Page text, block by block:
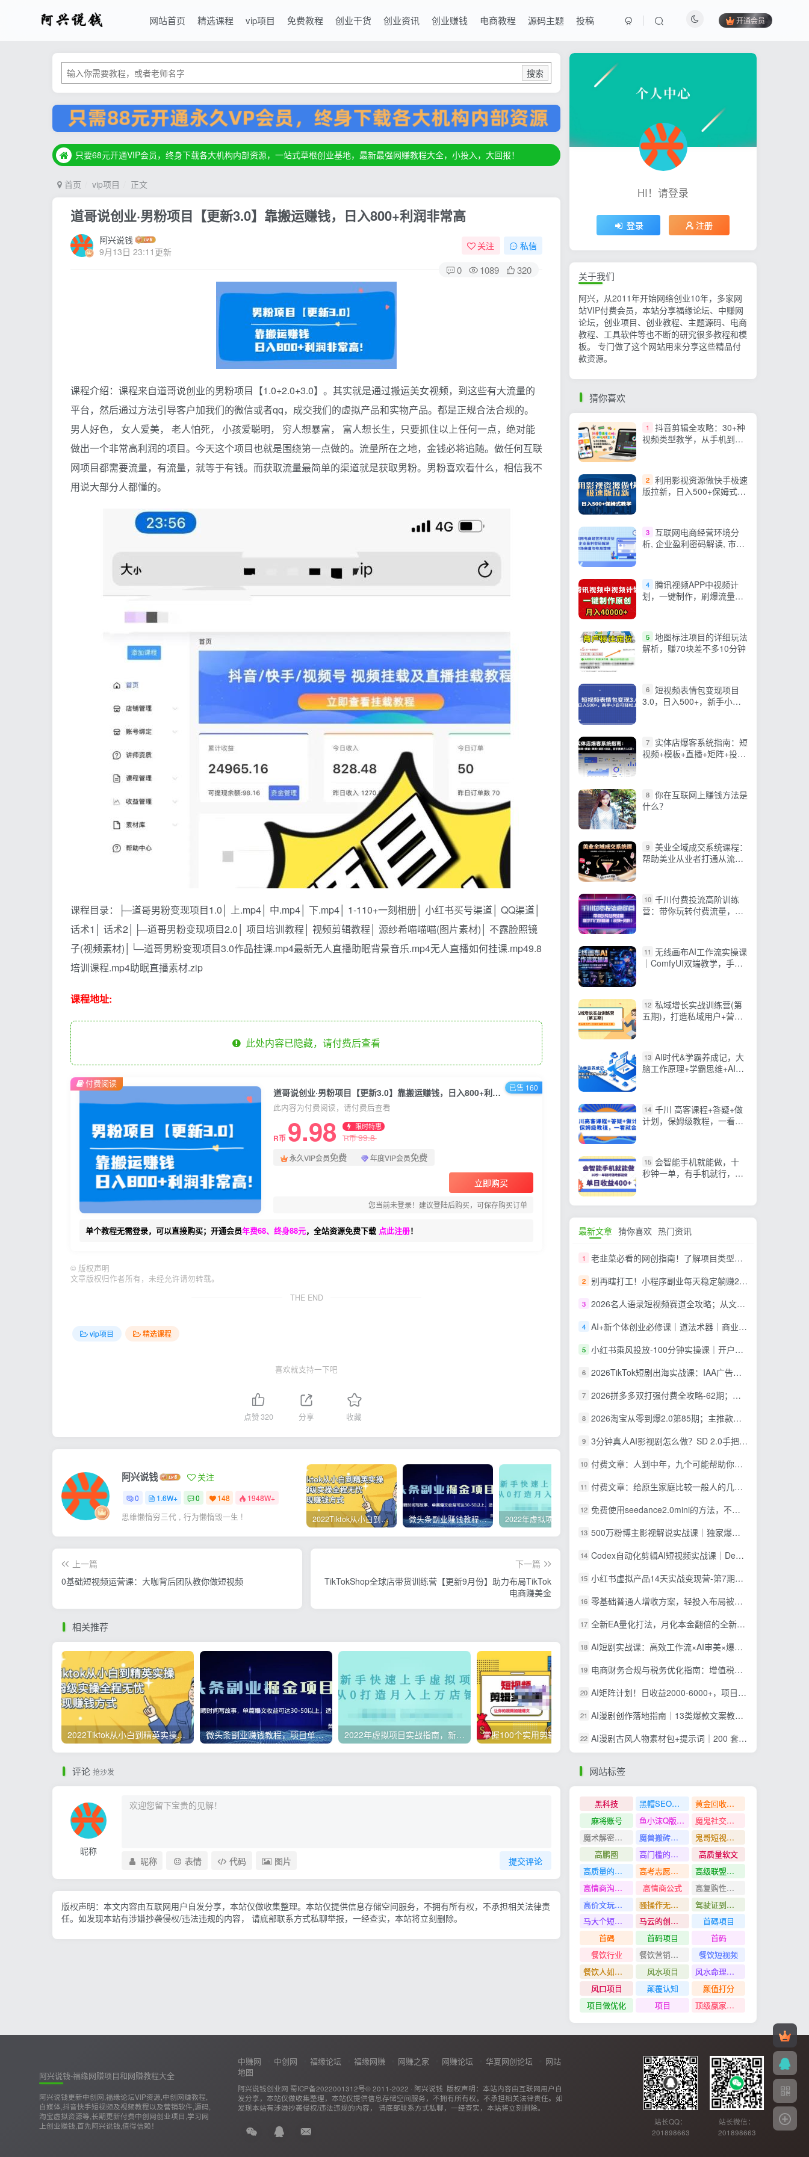
网站首页 精选课程 vip项目 免费教程 创业干货 创业资讯 创业赚钱 电商教程 源码主题 投稿 开通会员
搜索
只要68元开通VIP会员，终身下载各大机构内部资源，一站式草根创业基地，最新最强网赚教程大全，小投入，大回报！
只要68元开通VIP会员，终身下载各大机构内部资源，一站式草根创业基地，最新最强网赚教程大全，小投入，大回报！
只要68元开通VIP会员，终身下载各大机构内部资源，一站式草根创业基地，最新最强网赚教程大全，小投入，大回报！
首页 vip项目 正文
道哥说创业·男粉项目【更新3.0】靠搬运赚钱，日入800+利润非常高
阿兴说钱
9月13日 23:11更新
关注 私信
0 1089 320
课程介绍：课程来自道哥说创业的男粉项目【1.0+2.0+3.0】。其实就是通过搬运美女视频，到这些有大流量的
平台，然后通过方法引导客户加我们的微信或者qq，成交我们的虚拟产品和实物产品。都是正规合法合规的。
男人好色， 女人爱美， 老人怕死， 小孩爱聪明， 穷人想暴富， 富人想长生，只要抓住以上任何一点，绝对能
做出一个非常高利润的项目。今天这个项目也就是围绕第一点做的。流量所在之地，金钱必将追随。做任何互联
网项目都需要流量，有流量，就等于有钱。而获取流量最简单的渠道就是获取男粉。男粉喜欢看什么，相信我不
用说大部分人都懂的。
课程目录：├─道哥男粉变现项目1.0│ 上.mp4│ 中.mp4│ 下.mp4│ 1-110+一刻相册│ 小红书买号渠道│ QQ渠道│
话术1│ 话术2│├─道哥男粉变现项目2.0│ 项目培训教程│ 视频剪辑教程│ 源纱希喵喵喵(图片素材)│ 不露脸照镜
子(视频素材)│└─道哥男粉变现项目3.0作品挂课.mp4最新无人直播助眠背景音乐.mp4无人直播如何挂课.mp49.8
培训课程.mp4助眠直播素材.zip
课程地址:
此处内容已隐藏，请付费后查看
道哥说创业·男粉项目【更新3.0】靠搬运赚钱，日入800+利润非常高
此内容为付费阅读，请付费后查看
R币 9.98 限时特惠
R币99.8
永久VIP会员免费 年度VIP会员免费
立即购买
您当前未登录！建议登陆后购买，可保存购买订单
单个教程无需登录，可以直接购买；开通会员年费68、终身88元，全站资源免费下载 点此注册！
付费阅读 已售 160
© 版权声明
文章版权归作者所有，未经允许请勿转载。
THE END
vip项目 精选课程
喜欢就支持一下吧
点赞320 分享 收藏
阿兴说钱 关注
0 1.6W+ 0 148 1948W+
思维懒惰穷三代 , 行为懒惰毁一生 ! 2022Tiktok从小白到精英实操，0-1保姆级实操全程无忧，多种变现赚钱方式 微头条副业赚钱教程，项目单号单天做到50-100+收益
上一篇
0基础短视频运营课：大咖背后团队教你做短视频
下一篇
TikTokShop全球店带货训练营【更新9月份】助力布局TikTok
电商赚美金
相关推荐
2022Tiktok从小白到精英实操，0-1保姆级实操全程无忧，多种变现赚钱方式 微头条副业赚钱教程，项目单号单天做到50-100+收益 2022年虚拟项目实战指南，新手从0打造月入上万店铺【视频课程】 掌握100个实用剪辑方法，让你的视频加速上热门 忠余网创《百战奇略》第二法：零基础带你识破赚钱项目共生
评论 抢沙发
昵称
提交评论
昵称 表情 代码 图片
版权声明：本文内容由互联网用户自发分享，本站仅做收集整理。本站仅提供信息存储空间服务，不拥有所有权，不承担相关法律责
任。如发现本站有涉嫌抄袭侵权/违法违规的内容， 请底部联系方式私聊举报，一经查实，本站将立刻删除。
HI！请登录
登录 注册
关于我们
阿兴，从2011年开始网络创业10年，多家网
站VIP付费会员，本站分享福缘论坛、中赚网
论坛，创业项目、创业教程、主题源码、电商
教程、工具软件等也不断的研究很多教程和模
板。 专门做了这个网站用来分享这些精品付
款资源。
猜你喜欢
1
抖音剪辑全攻略：30+种
视频类型教学，从手机到电
2 利用影视资源做快手极速
版拉新，日入500+保姆式教
3
互联网电商经营环境分
析, 企业盈利密码解读, 市场
4 腾讯视频APP中视频计
划，一键制作，刷爆流量分
5 地图标注项目的详细玩法
解析，赚70块差不多10分钟
6 短视频表情包变现项目
3.0，日入500+，新手小白
7
实体店爆客系统指南：短
视频+模板+直播+矩阵+投
8 你在互联网上赚钱方法是
什么？
9 美业全域成交系统课程：
帮助美业从业者打通从流量
10 千川付费投流高阶训练
营：带你玩转付费流量，新
11 无线画布AI工作流实操课
｜ComfyUI双端教学，手把
12 私域增长实战训练营(第
五期)，打造私域用户+营收
13 AI时代&学霸养成记，大
脑工作原理+学霸思维+AI应
14 千川 高客课程+答疑+做
计划，保姆级教程，一看就
15 会智能手机就能做，十
秒钟一单，有手机就行，随
最新文章 猜你喜欢 热门资讯
1 老韭菜必看的网创指南！了解项目类型，才能找到好的项目，才能拿到想要的结果
2 别再瞎打工！小程序副业每天稳定躺赚200+
3 2026名人语录短视频赛道全攻略；从文案撰写到声音克隆部署，系统掌握涨粉变现双赢制作技术
4 AI+新个体创业必修课｜道法术器｜商业逻辑·小红书流量·AI智能体｜低成本打造个人变现小生意全套教学
5 小红书乘风投放-100分钟实操课｜开户返点·标准投搭建·莱卡定向，新店建模撬动笔记自然流量全套教学
6 2026TikTok短剧出海实战课：IAA广告分账×IAP付费变现×账号搭建×平台规则×双轨爆发×回款全流程
7 2026拼多多双打强付费全攻略-62期；成本推广加托管双剑合璧，系统讲解7种付费玩法优劣势与选择策略
8 2026淘宝从零到爆2.0第85期；主推款五项高权重初始设置，改销量评晒秒单快速破零积累基础权重
9 3分钟真人AI影视剧怎么做？SD 2.0手把手完整制作流程｜Higgsfield 14天SD 2.0/2.5无限生成
10 付费文章：人到中年，九个可能帮助你延长寿命的习惯
11 付费文章：给原生家庭比较一般人的几点建议，打破阶层局限，实现个人与家族代际向上跃升
12 免费使用seedance2.0mini的方法，不能真人，可以无限10秒视频，9图+3音频参考
13 500万粉博主影视解说实战课｜独家爆款私藏思路，AI文案剪映PR剪辑发布全流程教学
14 Codex自动化剪辑AI短视频实战课｜DeepSeek V4 Pro多API联动，图文成片封装Skill全流程
15 小红书虚拟产品14天实战变现营-第7期：需求挖掘×AI+Skill原创×产品矩阵×内容笔记×一人公司进阶×全链路
16 零基础普通人增收方案，轻投入布局被动收入，多多虚拟月收益 1-3 万
17 全新EA量化打法，月化本金翻倍的全新策略，安全稳定持续输出
18 AI短剧实战课：高效工作流×AI审美×爆款拆解×文案角色场景分镜×LibTV进阶×站位控制×从脚本到成片交付全流程
19 电商财务合规与税务优化指南：增值税+企税+个税全覆盖，财务制度搭建落地纳税筹划方案
20 AI矩阵计划！日收益2000-6000+，项目绿色长久，安全稳健，合规靠谱，可批量放大。
21 AI漫剧创作落地指南｜13类爆款文案教学，Sora、即梦、GPT-Image全套出片工具实操教学
22 AI漫剧古风人物素材包+提示词｜200 套古代言情三视图，配套专属提示词短剧主角配角直接套用
网站标签
黑科技 黑帽SEO案例分析
黄金回收奢侈品
麻将账号
鱼小沫Q版人物团练课
魔鬼社交实战课全套课程
魔术解密教程
魔兽搬砖搞钱
鬼哥短视频底层逻辑
高鹏圈
高门槛的生意
高质量软文
高质量的问答和知识分享
高考志愿填报
高级联盟营销教程
高情商沟通管理课
高情商公式
高复购性行业
高价文玩众筹分红项目
骚操作无脑裂变
驾驶证到期换证
马大个短视频投放课
马云的创业故事
首碼項目
首碼
首码项目
首码
餐饮行业
餐饮营销管理特训班
餐饮短视频
餐饮人如何用团购给门店拓客
风水项目
风水命理项目
风口项目
颠覆认知
颜值打分
项目做优化
项目 顶级赢家思维
阿兴说钱-福缘网赚项目和网赚教程大全
阿兴说钱更新中创网,福缘论坛VIP资源,中创网赚教程,
自媒体,抖音快手短视频及视频教程以及营销软件,源码,
淘宝虚拟资源等,长期更新付费中创网创业项目,学习网
上创业赚钱,首先阿兴说钱,值得信赖！
中赚网 中创网 福缘论坛 福缘网赚 网赚之家 网赚论坛 华夏网创论坛
网站
地图
阿兴说钱创业网 蜀ICP备2022001312号© 2011-2022 · 阿兴说钱 版权声明：本站内容由互联网用户自
发分享，本站仅做收集整理，本站仅提供信息存储空间服务，不拥有所有权，不承担相关法律责任。如
发现本站有涉嫌抄袭侵权/违法违规的内容， 请底部联系方式私聊，一经查实，本站将立刻删除。
站长QQ：
201898663
站长微信：
201898663